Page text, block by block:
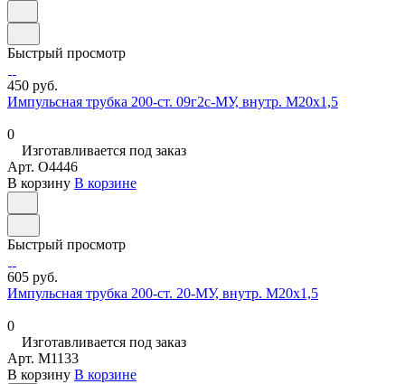
Быстрый просмотр
450 руб.
Импульсная трубка 200-ст. 09г2с-МУ, внутр. М20х1,5
0
Изготавливается под заказ
Арт. O4446
В корзину В корзине
Быстрый просмотр
605 руб.
Импульсная трубка 200-ст. 20-МУ, внутр. М20х1,5
0
Изготавливается под заказ
Арт. M1133
В корзину В корзине